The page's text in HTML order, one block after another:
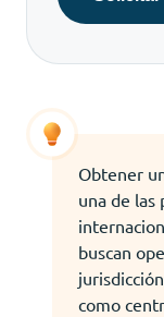
Obtener
una de las
buscan
como